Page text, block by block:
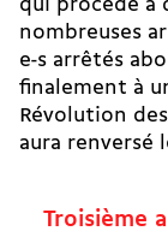
qui procède à
nombreuses
e-s arrêtés
finalement à
Révolution des
aura renversé
Troisième